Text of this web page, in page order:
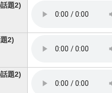
題2)
2)
題2)